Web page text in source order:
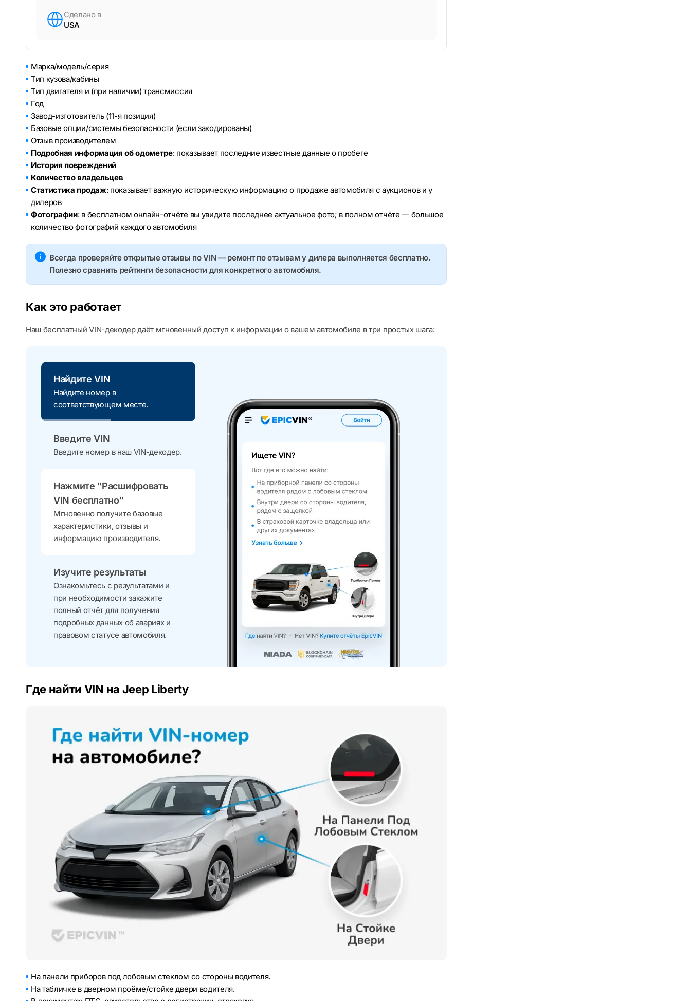
Сделано в
USA
Марка/модель/серия
Тип кузова/кабины
Тип двигателя и (при наличии) трансмиссия
Год
Завод-изготовитель (11-я позиция)
Базовые опции/системы безопасности (если закодированы)
Отзыв производителем
Подробная информация об одометре: показывает последние известные данные о пробеге
История повреждений
Количество владельцев
Статистика продаж: показывает важную историческую информацию о продаже автомобиля с аукционов и у
дилеров
Фотографии: в бесплатном онлайн-отчёте вы увидите последнее актуальное фото; в полном отчёте — большое
количество фотографий каждого автомобиля
Всегда проверяйте открытые отзывы по VIN — ремонт по отзывам у дилера выполняется бесплатно.
Полезно сравнить рейтинги безопасности для конкретного автомобиля.
Как это работает
Наш бесплатный VIN-декодер даёт мгновенный доступ к информации о вашем автомобиле в три простых шага:
Найдите VIN
Найдите номер в
соответствующем месте.
Введите VIN
Введите номер в наш VIN-декодер.
Нажмите "Расшифровать
VIN бесплатно"
Мгновенно получите базовые
характеристики, отзывы и
информацию производителя.
Изучите результаты
Ознакомьтесь с результатами и
при необходимости закажите
полный отчёт для получения
подробных данных об авариях и
правовом статусе автомобиля.
Где найти VIN на Jeep Liberty
На панели приборов под лобовым стеклом со стороны водителя.
На табличке в дверном проёме/стойке двери водителя.